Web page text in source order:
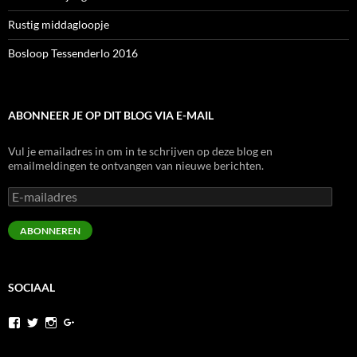
Rustig middagloopje
Bosloop Tessenderlo 2016
ABONNEER JE OP DIT BLOG VIA E-MAIL
Vul je emailadres in om in te schrijven op deze blog en
emailmeldingen te ontvangen van nieuwe berichten.
E-
mailadres
ABONNEREN
SOCIAAL
BekijkBekijkBekijk